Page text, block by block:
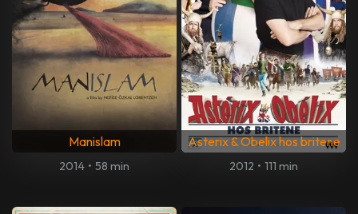
Manislam
2014 • 58 min
Asterix & Obelix hos britene
2012 • 111 min